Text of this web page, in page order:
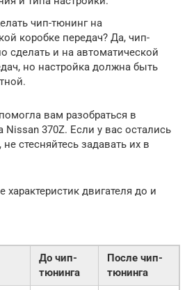
чип-тюнинг на
коробке передач? Да, чип-
сделать и на автоматической
но настройка должна быть
вам разобраться в
Nissan 370Z. Если у вас остались
стесняйтесь задавать их в
характеристик двигателя до и
До чип-
тюнинга
После чип-
тюнинга